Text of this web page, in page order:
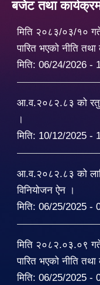
बजेट तथा
मिति २०८३/०३/१०
पारित भएको नीति
मिति: 06/24/2026 -
आ.व.२०८२.८३ को
।
मिति: 10/12/2025 -
आ.व.२०८२.८३ को
विनियोजन ऐन ।
मिति: 06/25/2025 -
मिति २०८२.०३.०९
पारित भएको नीति
मिति: 06/25/2025 -